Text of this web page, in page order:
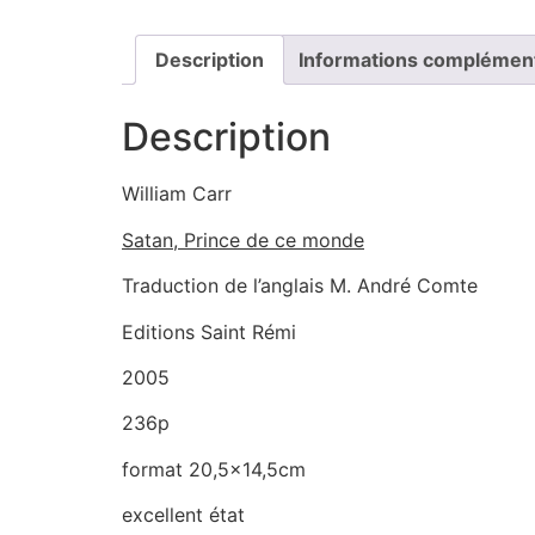
Description Informations
Description
William Carr
Satan, Prince de ce monde
Traduction de l’anglais M. André Comte
Editions Saint Rémi
2005
236p
format 20,5×14,5cm
excellent état